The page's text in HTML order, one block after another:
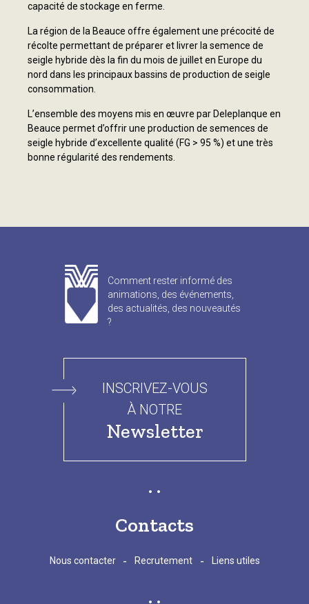
capacité de stockage en ferme.
La région de la Beauce offre également une précocité de
récolte permettant de préparer et livrer la semence de
seigle hybride dès la fin du mois de juillet en Europe du
nord dans les principaux bassins de production de seigle
consommation.
L’ensemble des moyens mis en œuvre par Deleplanque en
Beauce permet d’offrir une production de semences de
seigle hybride d’excellente qualité (FG > 95 %) et une très
bonne régularité des rendements.
Comment rester informé des
animations, des événements,
des actualités, des nouveautés
?
INSCRIVEZ-VOUS
À NOTRE
Newsletter
Contacts
Nous contacter - Recrutement - Liens utiles